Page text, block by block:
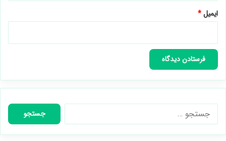
ایمیل*
جستجو
برای: